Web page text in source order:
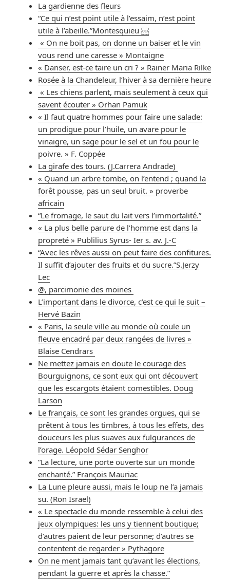
La gardienne des fleurs
“Ce qui n’est point utile à l’essaim, n’est point
utile à l’abeille.”Montesquieu ￼
« On ne boit pas, on donne un baiser et le vin
vous rend une caresse » Montaigne
« Danser, est-ce taire un cri ? » Rainer Maria Rilke
Rosée à la Chandeleur, l’hiver à sa dernière heure
« Les chiens parlent, mais seulement à ceux qui
savent écouter » Orhan Pamuk
« Il faut quatre hommes pour faire une salade:
un prodigue pour l’huile, un avare pour le
vinaigre, un sage pour le sel et un fou pour le
poivre. » F. Coppée
La girafe des tours. (J.Carrera Andrade)
« Quand un arbre tombe, on l’entend ; quand la
forêt pousse, pas un seul bruit. » proverbe
africain
“Le fromage, le saut du lait vers l’immortalité.”
« La plus belle parure de l’homme est dans la
propreté » Publilius Syrus- Ier s. av. J.-C
“Avec les rêves aussi on peut faire des confitures.
Il suffit d’ajouter des fruits et du sucre.”S.Jerzy
Lec
@, parcimonie des moines
L’important dans le divorce, c’est ce qui le suit –
Hervé Bazin
« Paris, la seule ville au monde où coule un
fleuve encadré par deux rangées de livres »
Blaise Cendrars
Ne mettez jamais en doute le courage des
Bourguignons, ce sont eux qui ont découvert
que les escargots étaient comestibles. Doug
Larson
Le français, ce sont les grandes orgues, qui se
prêtent à tous les timbres, à tous les effets, des
douceurs les plus suaves aux fulgurances de
l’orage. Léopold Sédar Senghor
“La lecture, une porte ouverte sur un monde
enchanté.” François Mauriac
La Lune pleure aussi, mais le loup ne l’a jamais
su. (Ron Israel)
« Le spectacle du monde ressemble à celui des
jeux olympiques: les uns y tiennent boutique;
d’autres paient de leur personne; d’autres se
contentent de regarder » Pythagore
On ne ment jamais tant qu’avant les élections,
pendant la guerre et après la chasse.”